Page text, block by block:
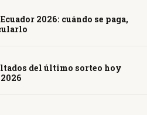
2026: cuándo se paga,
del último sorteo hoy